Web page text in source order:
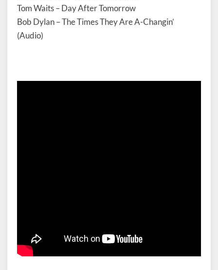
Tom Waits – Day After Tomorrow
Bob Dylan – The Times They Are A-Changin’
(Audio)